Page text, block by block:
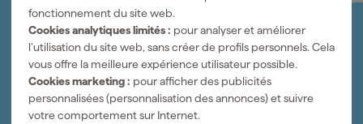
fonctionnement du site web.
Cookies analytiques limités : pour analyser et améliorer
l’utilisation du site web, sans créer de profils personnels. Cela
vous offre la meilleure expérience utilisateur possible.
Cookies marketing : pour afficher des publicités
personnalisées (personnalisation des annonces) et suivre
votre comportement sur Internet.
Organisez-le vous-même
Connectez-vous et gérez vos commandes et vos
factures.
Bulletin
Abonnez-vous à la newsletter hebdomadaire
Nous sommes heureux de vous aider